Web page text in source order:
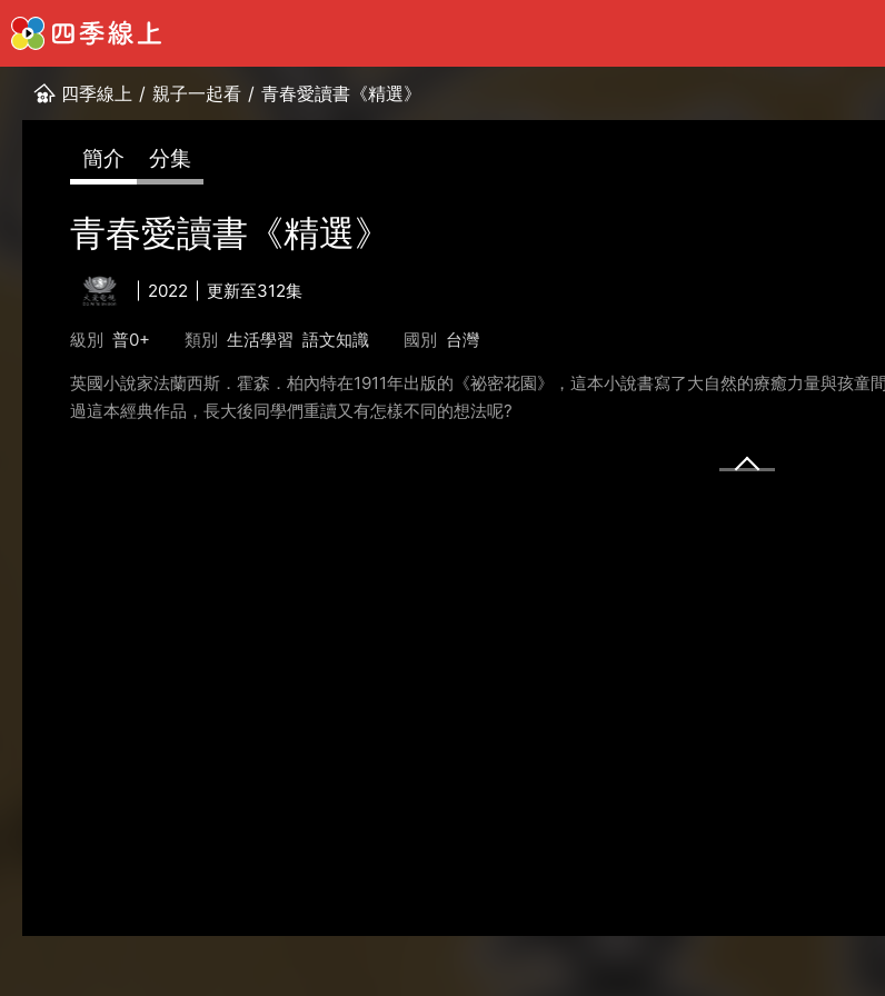
四季線上 / 親子一起看 / 青春愛讀書《精選》
簡介 分集
青春愛讀書《精選》
2022 更新至312集
級別 普0+ 類別 生活學習 語文知識 國別 台灣
英國小說家法蘭西斯．霍森．柏內特在1911年出版的《祕密花園》，這本小說書寫了大自然的療癒力量與孩
過這本經典作品，長大後同學們重讀又有怎樣不同的想法呢?